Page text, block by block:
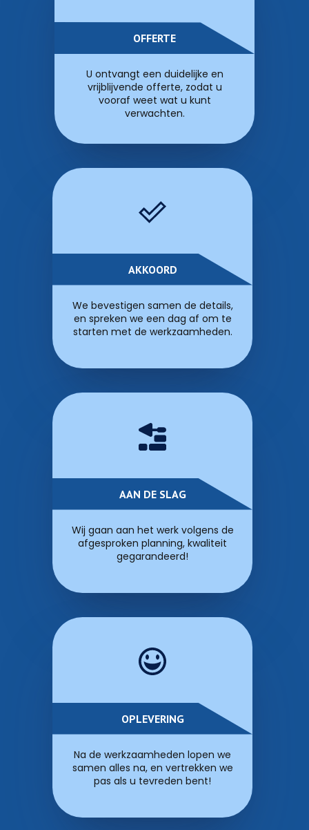
OFFERTE
U ontvangt een duidelijke en
vrijblijvende offerte, zodat u
vooraf weet wat u kunt
verwachten.
AKKOORD
We bevestigen samen de details,
en spreken we een dag af om te
starten met de werkzaamheden.
AAN DE SLAG
Wij gaan aan het werk volgens de
afgesproken planning, kwaliteit
gegarandeerd!
OPLEVERING
Na de werkzaamheden lopen we
samen alles na, en vertrekken we
pas als u tevreden bent!